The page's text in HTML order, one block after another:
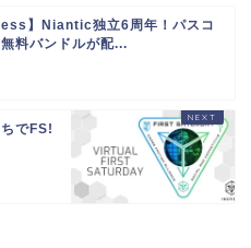
】Niantic独立6周年！パスコ
料バンドルが配...
でFS!